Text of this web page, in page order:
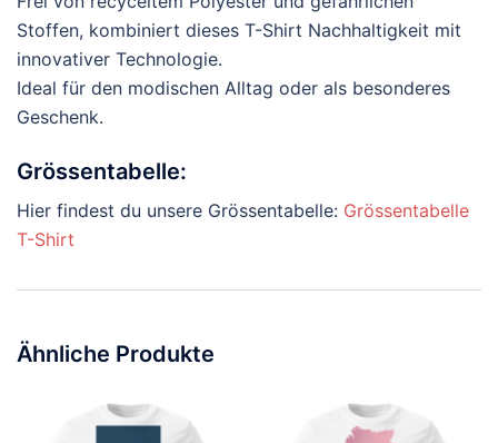
Stoffen, kombiniert dieses T-Shirt Nachhaltigkeit mit
innovativer Technologie.
Ideal für den modischen Alltag oder als besonderes
Geschenk.
Grössentabelle:
Hier findest du unsere Grössentabelle: Grössentabelle
T-Shirt
Ähnliche Produkte